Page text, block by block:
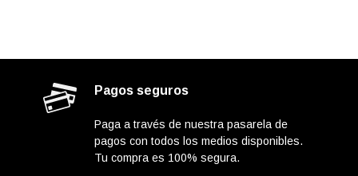
Pagos seguros
Paga a través de nuestra pasarela de
pagos con todos los medios disponibles.
Tu compra es 100% segura.